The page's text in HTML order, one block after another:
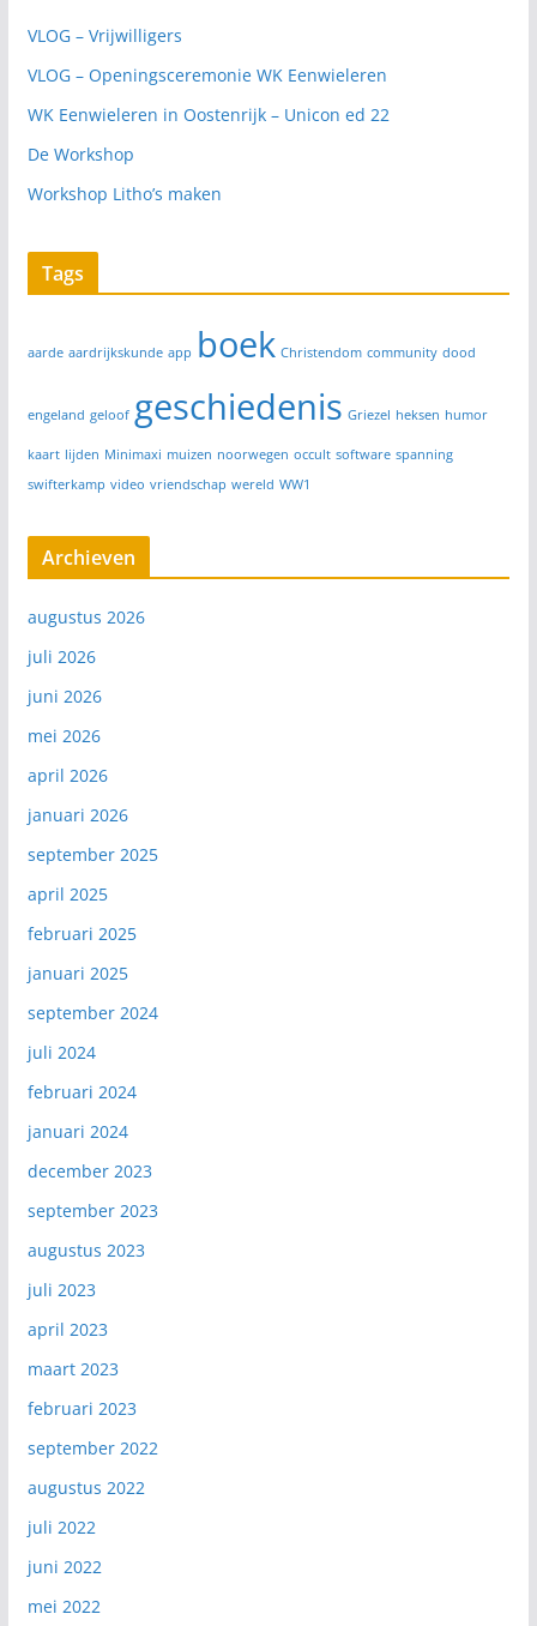
VLOG – Vrijwilligers
VLOG – Openingsceremonie WK Eenwieleren
WK Eenwieleren in Oostenrijk – Unicon ed 22
De Workshop
Workshop Litho’s maken
Tags
aarde aardrijkskunde app boek Christendom community dood
engeland geloof geschiedenis Griezel heksen humor
kaart lijden Minimaxi muizen noorwegen occult software spanning
swifterkamp video vriendschap wereld WW1
Archieven
augustus 2026
juli 2026
juni 2026
mei 2026
april 2026
januari 2026
september 2025
april 2025
februari 2025
januari 2025
september 2024
juli 2024
februari 2024
januari 2024
december 2023
september 2023
augustus 2023
juli 2023
april 2023
maart 2023
februari 2023
september 2022
augustus 2022
juli 2022
juni 2022
mei 2022